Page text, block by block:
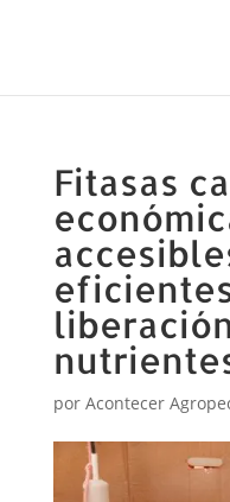
Fitasas
por Acontecer